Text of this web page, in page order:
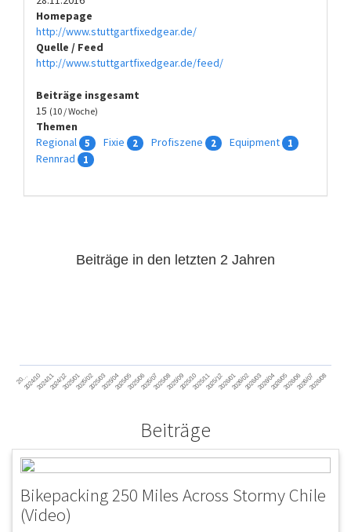
Homepage
http://www.stuttgartfixedgear.de/
Quelle / Feed
http://www.stuttgartfixedgear.de/feed/
Beiträge insgesamt
15 (10 / Woche)
Themen
Regional
5 Fixie 2 Profiszene 2 Equipment 1
Rennrad 1
Beiträge in den letzten 2 Jahren
20…2024/102024/112024/122025/012025/022025/032025/042025/052025/062025/072025/082025/092025/102025/112025/122026/012026/022026/032026/042026/052026/062026/072026/08
Beiträge
Bikepacking 250 Miles Across Stormy Chile
(Video)